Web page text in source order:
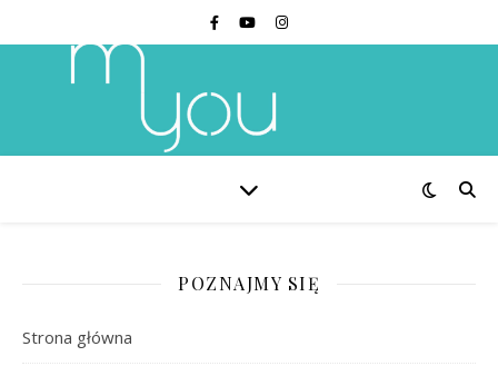
POZNAJMY SIĘ
Strona główna